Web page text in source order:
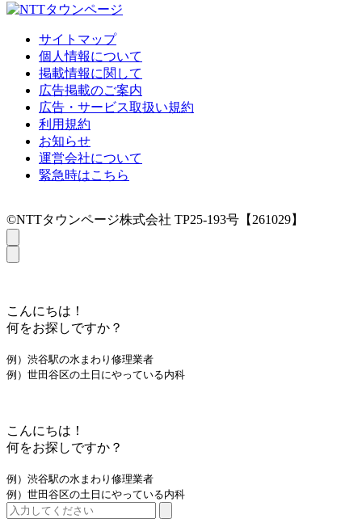
サイトマップ
個人情報について
掲載情報に関して
広告掲載のご案内
広告・サービス取扱い規約
利用規約
お知らせ
運営会社について
緊急時はこちら
©NTTタウンページ株式会社 TP25-193号【261029】
こんにちは！
何をお探しですか？
例）渋谷駅の水まわり修理業者
例）世田谷区の土日にやっている内科
こんにちは！
何をお探しですか？
例）渋谷駅の水まわり修理業者
例）世田谷区の土日にやっている内科